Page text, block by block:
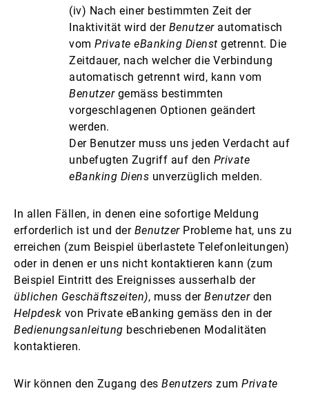
(iv) Nach einer bestimmten Zeit der
Inaktivität wird der Benutzer automatisch
vom Private eBanking Dienst getrennt. Die
Zeitdauer, nach welcher die Verbindung
automatisch getrennt wird, kann vom
Benutzer gemäss bestimmten
vorgeschlagenen Optionen geändert
werden.
Der Benutzer muss uns jeden Verdacht auf
unbefugten Zugriff auf den Private
eBanking Diens unverzüglich melden.
In allen Fällen, in denen eine sofortige Meldung
erforderlich ist und der Benutzer Probleme hat, uns zu
erreichen (zum Beispiel überlastete Telefonleitungen)
oder in denen er uns nicht kontaktieren kann (zum
Beispiel Eintritt des Ereignisses ausserhalb der
üblichen Geschäftszeiten), muss der Benutzer den
Helpdesk von Private eBanking gemäss den in der
Bedienungsanleitung beschriebenen Modalitäten
kontaktieren.
Wir können den Zugang des Benutzers zum Private